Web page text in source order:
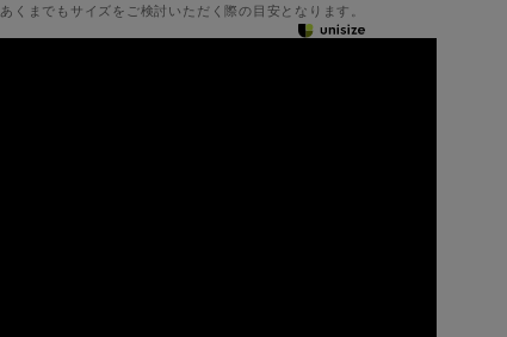
あくまでもサイズをご検討いただく際の目安となります。